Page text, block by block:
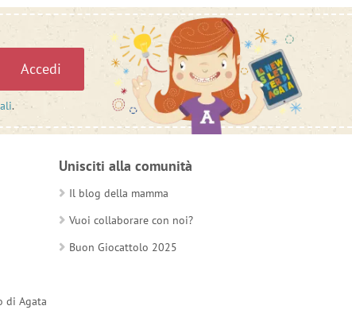
Accedi
.
di Agata
Unisciti alla comunità
Il blog della mamma
Vuoi collaborare con noi?
Buon Giocattolo 2025